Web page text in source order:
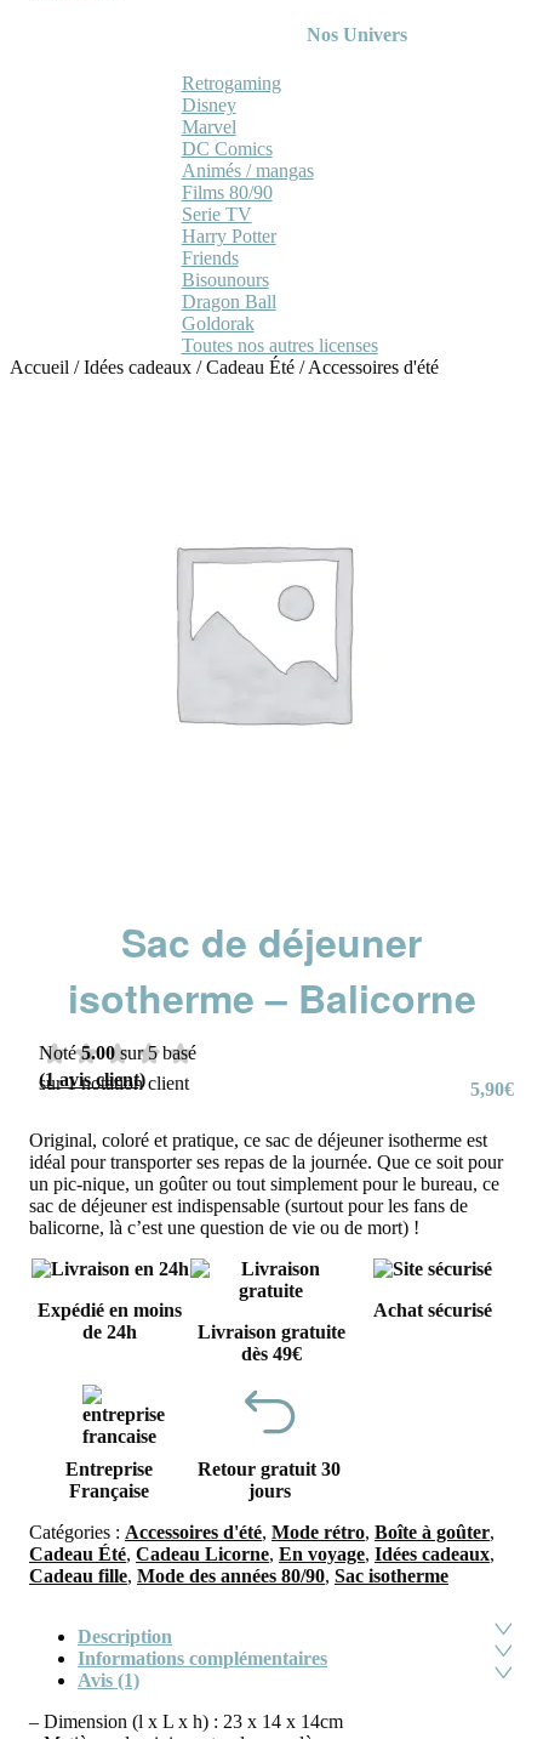
Nos Univers
Retrogaming
Disney
Marvel
DC Comics
Animés / mangas
Films 80/90
Serie TV
Harry Potter
Friends
Bisounours
Dragon Ball
Goldorak
Toutes nos autres licenses
Accueil /Idées cadeaux /Cadeau Été /Accessoires d'été
Sac de déjeuner
isotherme – Balicorne
Noté5.00 sur 5 basé
sur1notation client
(1avis client) 5,90€
Original, coloré et pratique, ce sac de déjeuner isotherme est
idéal pour transporter ses repas de la journée. Que ce soit pour
un pic-nique, un goûter ou tout simplement pour le bureau, ce
sac de déjeuner est indispensable (surtout pour les fans de
balicorne, là c’est une question de vie ou de mort) !
Expédié en moins
de 24h
Livraison gratuite
dès 49€
Achat sécurisé
Entreprise
Française
Retour gratuit 30
jours
Catégories : Accessoires d'été, Mode rétro, Boîte à goûter,
Cadeau Été, Cadeau Licorne, En voyage, Idées cadeaux,
Cadeau fille, Mode des années 80/90, Sac isotherme
Description
Informations complémentaires
Avis (1)
– Dimension (l x L x h) : 23 x 14 x 14cm